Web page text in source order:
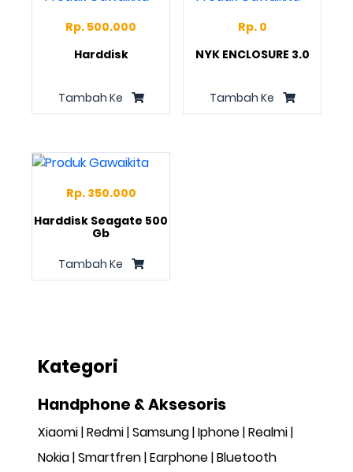
Rp. 500.000
Harddisk
Tambah Ke
Rp. 0
NYK ENCLOSURE 3.0
Tambah Ke
Rp. 350.000
Harddisk Seagate 500
Gb
Tambah Ke
Kategori
Handphone & Aksesoris
Xiaomi Redmi Samsung Iphone Realmi
Nokia Smartfren Earphone Bluetooth